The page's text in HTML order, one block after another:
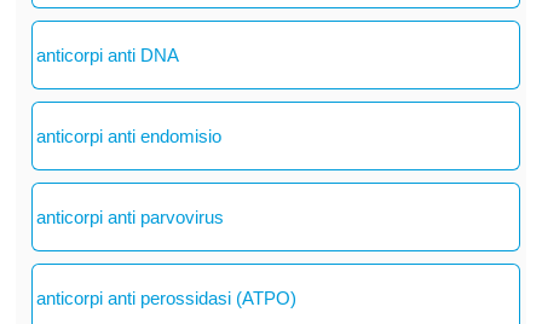
anticorpi anti DNA
anticorpi anti endomisio
anticorpi anti parvovirus
anticorpi anti perossidasi (ATPO)